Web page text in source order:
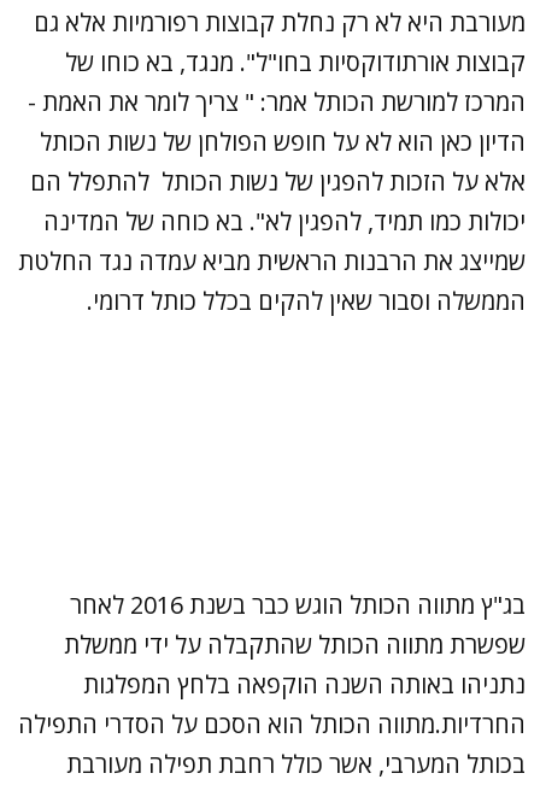
מעורבת היא לא רק נחלת קבוצות רפורמיות אלא גם
קבוצות אורתודוקסיות בחו"ל". מנגד, בא כוחו של
המרכז למורשת הכותל אמר: " צריך לומר את האמת -
הדיון כאן הוא לא על חופש הפולחן של נשות הכותל
אלא על הזכות להפגין של נשות הכותל להתפלל הם
יכולות כמו תמיד, להפגין לא". בא כוחה של המדינה
שמייצג את הרבנות הראשית מביא עמדה נגד החלטת
הממשלה וסבור שאין להקים בכלל כותל דרומי.
בג"ץ מתווה הכותל הוגש כבר בשנת 2016 לאחר
שפשרת מתווה הכותל שהתקבלה על ידי ממשלת
נתניהו באותה השנה הוקפאה בלחץ המפלגות
החרדיות.מתווה הכותל הוא הסכם על הסדרי התפילה
בכותל המערבי, אשר כולל רחבת תפילה מעורבת